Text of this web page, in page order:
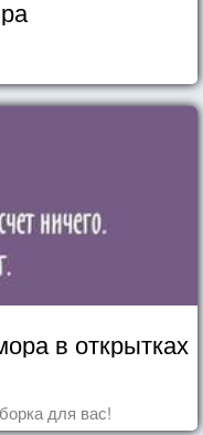
в открытках
для вас!